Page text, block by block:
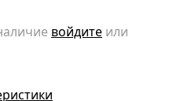
войдите или